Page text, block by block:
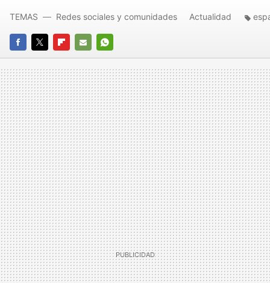
FACEBOOK
TWITTERFLIPBOARD
E-
MAIL
WHATSAPP
TEMAS Redes sociales y comunidades Actualidad